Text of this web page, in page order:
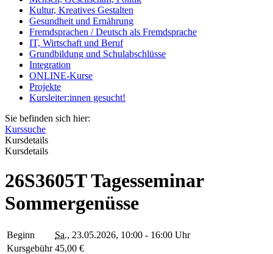
Kultur, Kreatives Gestalten
Gesundheit und Ernährung
Fremdsprachen / Deutsch als Fremdsprache
IT, Wirtschaft und Beruf
Grundbildung und Schulabschlüsse
Integration
ONLINE-Kurse
Projekte
Kursleiter:innen gesucht!
Sie befinden sich hier:
Kurssuche
Kursdetails
Kursdetails
26S3605T Tagesseminar
Sommergenüsse
Beginn Sa., 23.05.2026, 10:00 - 16:00 Uhr
Kursgebühr 45,00 €